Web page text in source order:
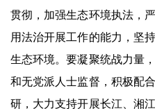
贯彻，加强生态环境执法，
用法治开展工作的能力，坚
生态环境。要凝聚统战力量
和无党派人士监督，积极配
研，大力支持开展长江、湘